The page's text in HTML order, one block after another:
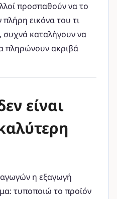
προσπαθούν να το
εικόνα του τι
συχνά καταλήγουν να
πληρώνουν ακριβά
είναι
η εξαγωγή
τυποποιώ το προϊόν